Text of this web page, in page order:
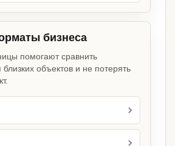
бизнеса
помогают сравнить
объектов и не потерять